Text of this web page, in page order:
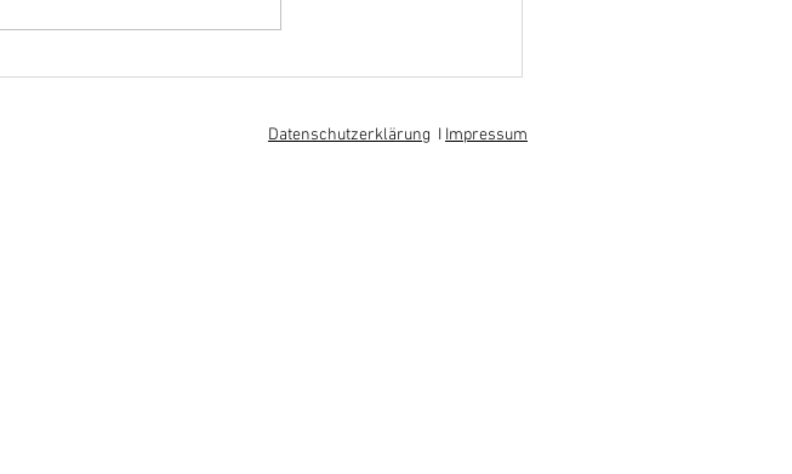
Datenschutzerklärung IImpressum